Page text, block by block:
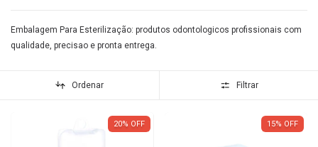
Embalagem Para Esterilização: produtos odontologicos profissionais com
qualidade, precisao e pronta entrega.
Ordenar Filtrar
20% OFF 15% OFF